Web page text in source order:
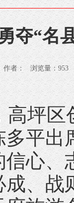
夺“名
作者： 浏览量： 953
坪区
平出
心
、